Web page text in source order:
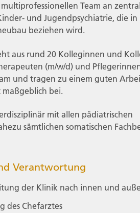
Team an
und Jugendpsychiatrie, die in
beziehen wird.
aus rund 20 Kolleginnen und
(m/w/d) und
und tragen zu einem guten
bei.
mit allen pädiatrischen
sämtlichen somatischen
Verantwortung
der Klinik nach innen und
des Chefarztes